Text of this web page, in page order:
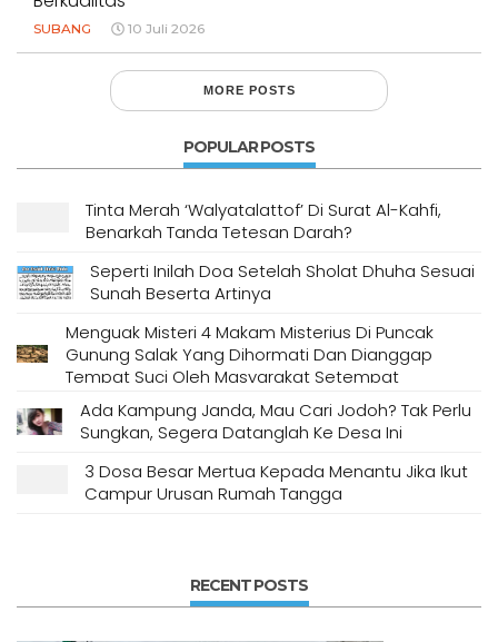
SUBANG 10 Juli 2026
MORE POSTS
POPULAR POSTS
Tinta Merah ‘Walyatalattof’ Di Surat Al-Kahfi,
Benarkah Tanda Tetesan Darah?
Seperti Inilah Doa Setelah Sholat Dhuha Sesuai
Sunah Beserta Artinya
Menguak Misteri 4 Makam Misterius Di Puncak
Gunung Salak Yang Dihormati Dan Dianggap
Tempat Suci Oleh Masyarakat Setempat
Ada Kampung Janda, Mau Cari Jodoh? Tak Perlu
Sungkan, Segera Datanglah Ke Desa Ini
3 Dosa Besar Mertua Kepada Menantu Jika Ikut
Campur Urusan Rumah Tangga
RECENT POSTS